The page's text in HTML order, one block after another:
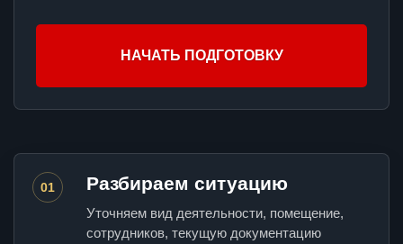
НАЧАТЬ ПОДГОТОВКУ
01 Разбираем ситуацию
Уточняем вид деятельности, помещение,
сотрудников, текущую документацию